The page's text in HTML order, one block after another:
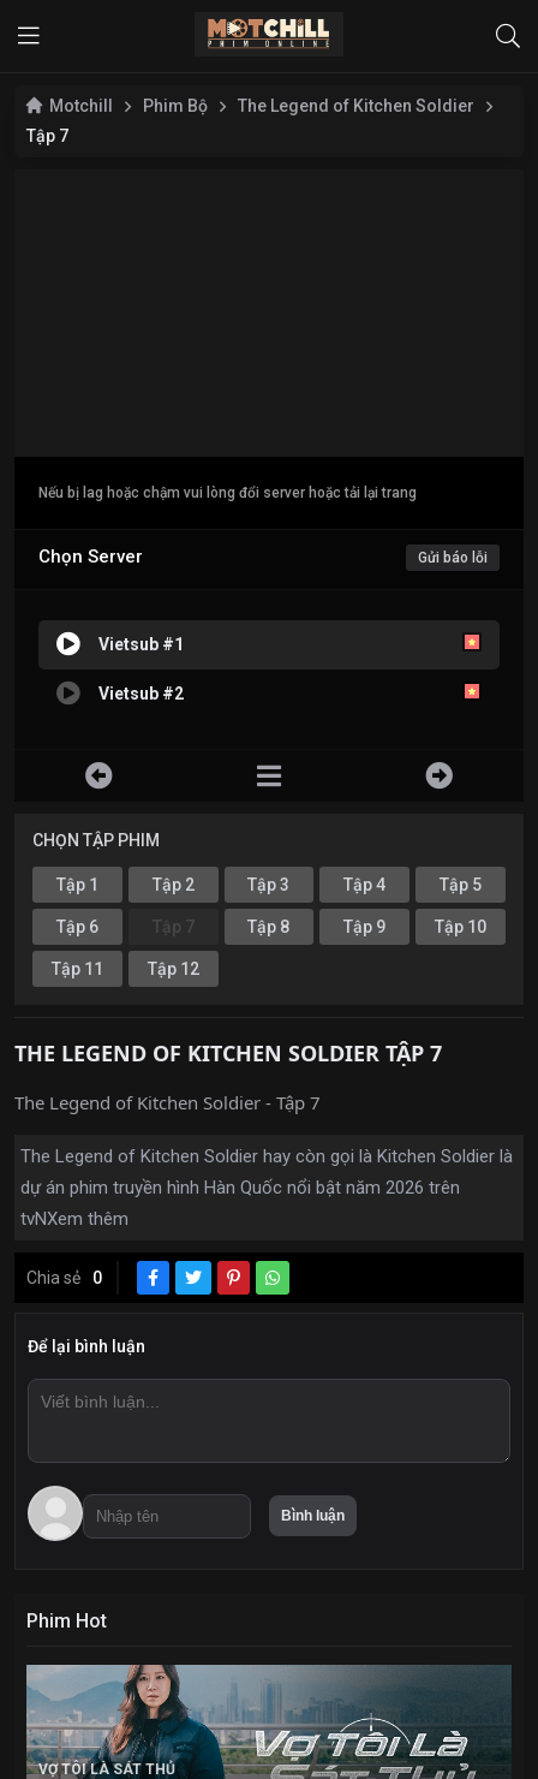
Motchill Phim Bộ
The Legend of Kitchen Soldier
Tập 7
Nếu bị lag hoặc chậm vui lòng đổi server hoặc tải lại trang
Chọn Server Gửi báo lỗi
Vietsub #1
Vietsub #2
CHỌN TẬP PHIM
Tập 1 Tập 2 Tập 3 Tập 4 Tập 5
Tập 6 Tập 7 Tập 8 Tập 9 Tập 10
Tập 11 Tập 12
THE LEGEND OF KITCHEN SOLDIER TẬP 7
The Legend of Kitchen Soldier - Tập 7
The Legend of Kitchen Soldier hay còn gọi là Kitchen Soldier là
dự án phim truyền hình Hàn Quốc nổi bật năm 2026 trên
tvNXem thêm
Chia sẻ 0
Để lại bình luận
Phim Hot
VỢ TÔI LÀ SÁT THỦ